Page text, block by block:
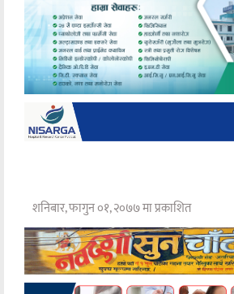
शनिबार, फागुन ०१, २०७७ मा प्रकाशित